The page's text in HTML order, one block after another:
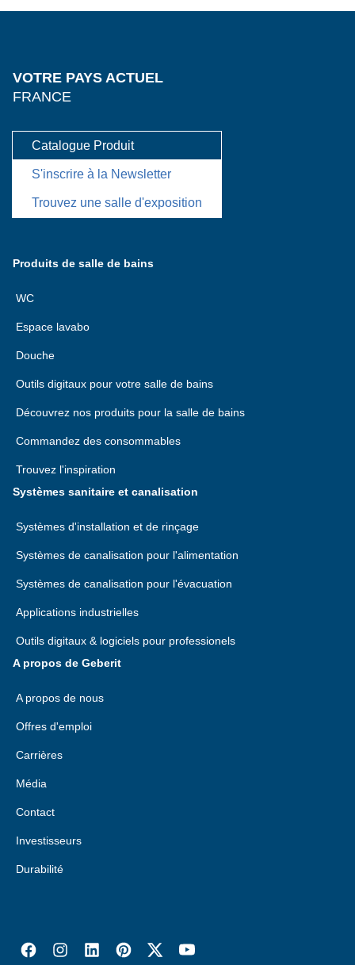
VOTRE PAYS ACTUEL
FRANCE
Catalogue Produit
S'inscrire à la Newsletter
Trouvez une salle d'exposition
Produits de salle de bains
WC
Espace lavabo
Douche
Outils digitaux pour votre salle de bains
Découvrez nos produits pour la salle de bains
Commandez des consommables
Trouvez l'inspiration
Systèmes sanitaire et canalisation
Systèmes d'installation et de rinçage
Systèmes de canalisation pour l'alimentation
Systèmes de canalisation pour l'évacuation
Applications industrielles
Outils digitaux & logiciels pour professionels
A propos de Geberit
A propos de nous
Offres d'emploi
Carrières
Média
Contact
Investisseurs
Durabilité